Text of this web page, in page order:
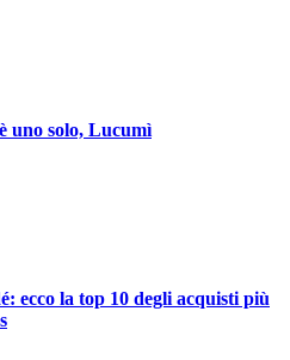
uno solo, Lucumì
ecco la top 10 degli acquisti più